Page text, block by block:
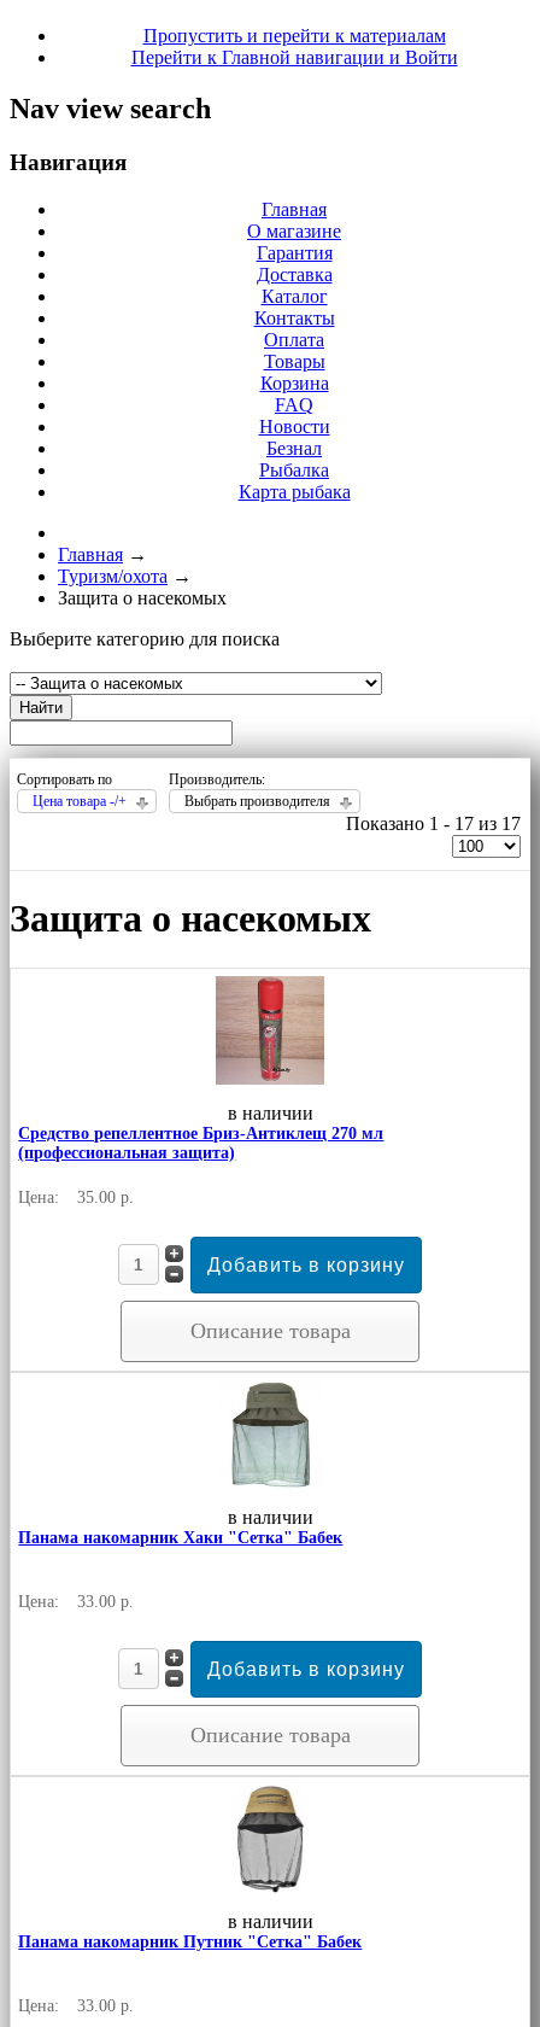
Пропустить и перейти к материалам
Перейти к Главной навигации и Войти
Nav view search
Навигация
Главная
О магазине
Гарантия
Доставка
Каталог
Контакты
Оплата
Товары
Корзина
FAQ
Новости
Безнал
Рыбалка
Карта рыбака
Главная →
Туризм/охота →
Защита о насекомых
Выберите категорию для поиска
Найти
Сортировать по
Цена товара -/+
Производитель:
Выбрать производителя
Показано 1 - 17 из 17
Защита о насекомых
в наличии
Средство репеллентное Бриз-Антиклещ 270 мл
(профессиональная защита)
Цена: 35.00 р.
Описание товара
в наличии
Панама накомарник Хаки "Сетка" Бабек
Цена: 33.00 р.
Описание товара
в наличии
Панама накомарник Путник "Сетка" Бабек
Цена: 33.00 р.